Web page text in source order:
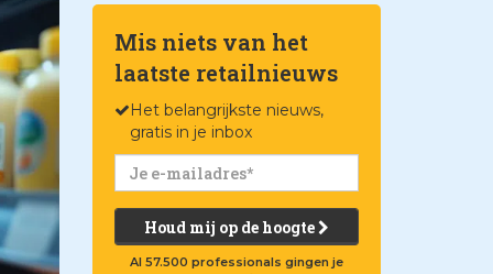
Mis niets van het
laatste retailnieuws
Het belangrijkste nieuws,
gratis in je inbox
Houd mij op de hoogte
Al 57.500 professionals gingen je